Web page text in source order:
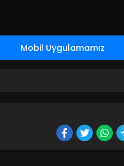
Mobil Uygulamamız